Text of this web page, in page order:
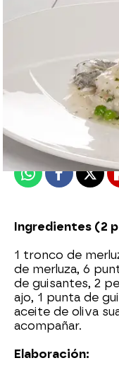
Nova
Madrid
Publicado: 09 de
WhatsappFacebook
X
Ingredientes (2
1 tronco de
de merluza, 6
de guisantes, 2
ajo, 1 punta de
aceite de oliva
acompañar.
Elaboración: